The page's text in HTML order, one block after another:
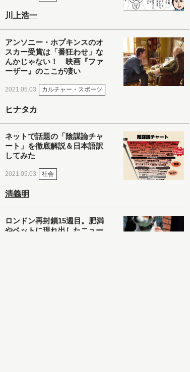
川上浩一
アンソニー・ホプキンスのオ
スカー受賞は「番狂わせ」な
んかじゃない！ 映画『ファ
ーザー』のここが凄い
2021.05.03 カルチャー・スポーツ
ヒナタカ
ネットで話題の「陰謀論チャ
ート」を徹底解説＆日本語訳
してみた
2021.05.03 社会
清義明
ロンドン再封鎖15週目。肥満
やペットに現れ出したニュー